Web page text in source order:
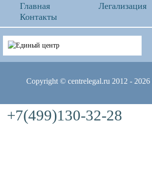
Главная Легализация
Контакты
Copyright © centrelegal.ru 2012 - 2026
+7(499)130-32-28